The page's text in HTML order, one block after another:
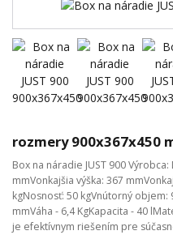
rozmery 900x367x450
Box na náradie JUST 900
mmVonkajšia výška: 367
kgNosnosť: 50 kgVnútorný
mmVáha - 6,4 KgKapacita - 40
je efektívnym riešením pre